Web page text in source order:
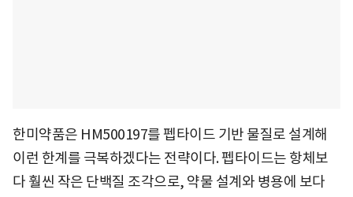
한미약품은 HM500197를 펩타이드 기반 물질로 설계해
이런 한계를 극복하겠다는 전략이다. 펩타이드는 항체보
다 훨씬 작은 단백질 조각으로, 약물 설계와 병용에 보다